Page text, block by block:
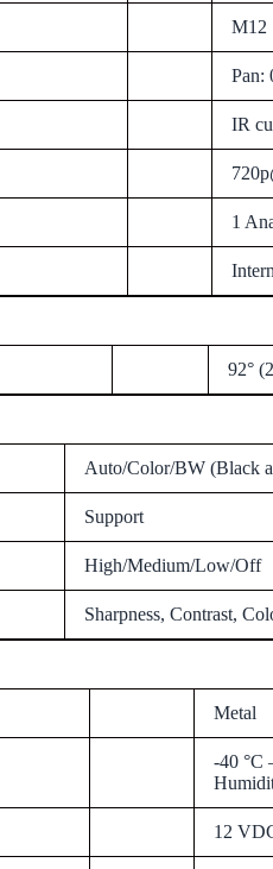
M12
Pan:
IR
1
92°
Auto/Color/BW (Black
Support
High/Medium/Low/Off
Sharpness, Contrast,
Metal
-40 °C
12